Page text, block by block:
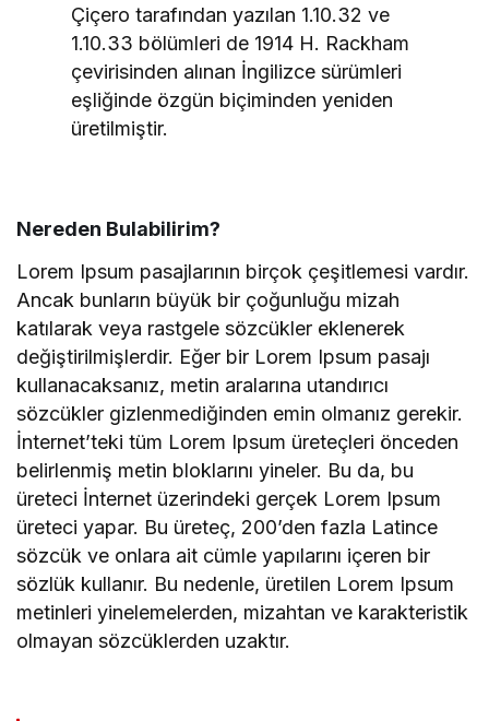
Çiçero tarafından yazılan 1.10.32 ve
1.10.33 bölümleri de 1914 H. Rackham
çevirisinden alınan İngilizce sürümleri
eşliğinde özgün biçiminden yeniden
üretilmiştir.
Nereden Bulabilirim?
Lorem Ipsum pasajlarının birçok çeşitlemesi vardır.
Ancak bunların büyük bir çoğunluğu mizah
katılarak veya rastgele sözcükler eklenerek
değiştirilmişlerdir. Eğer bir Lorem Ipsum pasajı
kullanacaksanız, metin aralarına utandırıcı
sözcükler gizlenmediğinden emin olmanız gerekir.
İnternet’teki tüm Lorem Ipsum üreteçleri önceden
belirlenmiş metin bloklarını yineler. Bu da, bu
üreteci İnternet üzerindeki gerçek Lorem Ipsum
üreteci yapar. Bu üreteç, 200’den fazla Latince
sözcük ve onlara ait cümle yapılarını içeren bir
sözlük kullanır. Bu nedenle, üretilen Lorem Ipsum
metinleri yinelemelerden, mizahtan ve karakteristik
olmayan sözcüklerden uzaktır.